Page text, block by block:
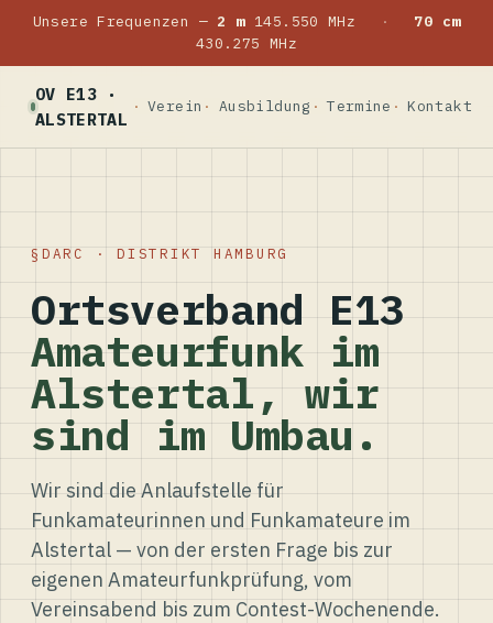
Unsere Frequenzen — 2 m145.550 MHz ·
70 cm
430.275 MHz
OV E13 ·
ALSTERTAL
Verein Ausbildung Termine Kontakt
DARC · DISTRIKT HAMBURG
Ortsverband E13
Amateurfunk im
Alstertal, wir
sind im Umbau.
Wir sind die Anlaufstelle für
Funkamateurinnen und Funkamateure im
Alstertal — von der ersten Frage bis zur
eigenen Amateurfunkprüfung, vom
Vereinsabend bis zum Contest-Wochenende.